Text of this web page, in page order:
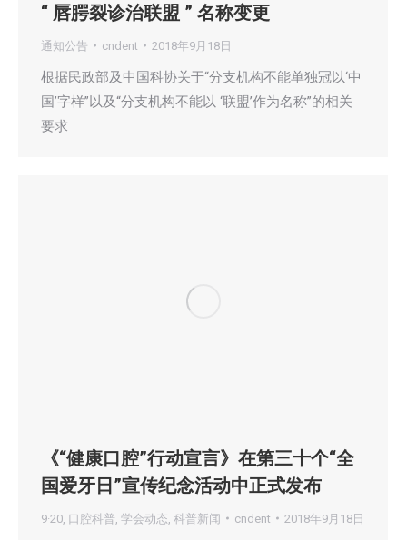
“ 唇腭裂诊治联盟 ” 名称变更
通知公告 cndent 2018年9月18日
根据民政部及中国科协关于“分支机构不能单独冠以‘中
国’字样”以及“分支机构不能以 ‘联盟’作为名称”的相关
要求
《“健康口腔”行动宣言》在第三十个“全
国爱牙日”宣传纪念活动中正式发布
9·20 口腔科普 学会动态 科普新闻 cndent 2018年9月18日